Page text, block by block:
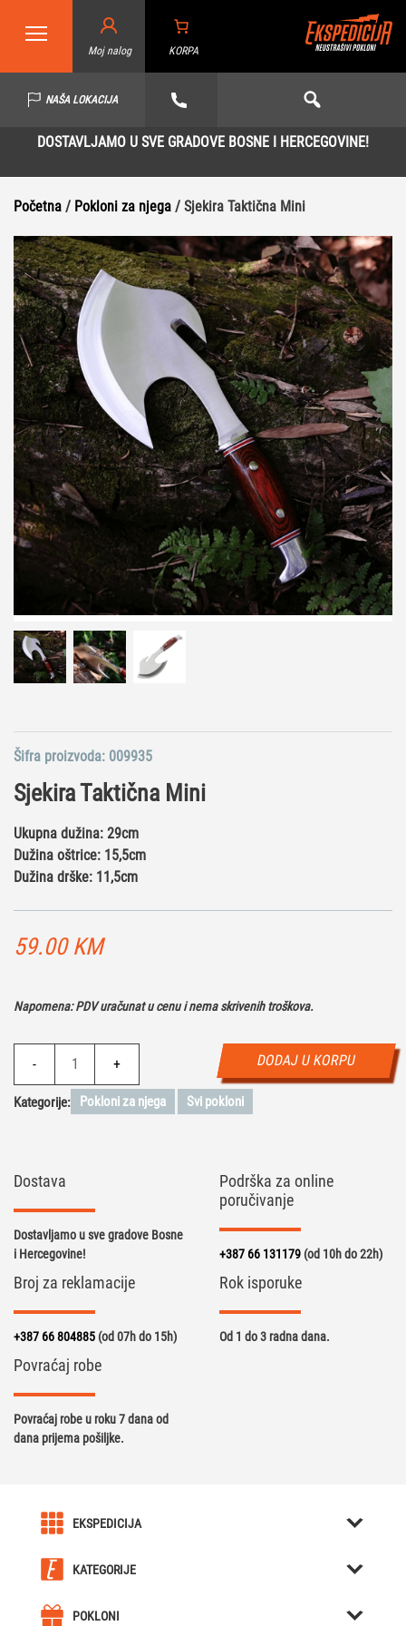
Moj nalog KORPA
NAŠA LOKACIJA
DOSTAVLJAMO U SVE GRADOVE BOSNE I HERCEGOVINE!
Početna / Pokloni za njega / Sjekira Taktična Mini
Sjekira Taktična Mini
Ukupna dužina: 29cm
Dužina oštrice: 15,5cm
Dužina drške: 11,5cm
59.00 KM
Napomena: PDV uračunat u cenu i nema skrivenih troškova.
-
Mini
+ DODAJ U KORPU
Šifra proizvoda: 009935
Kategorije: Pokloni za njega Svi pokloni
Dostava
Dostavljamo u sve gradove Bosne
i Hercegovine!
Podrška za online
poručivanje
+387 66 131179 (od 10h do 22h)
Broj za reklamacije
+387 66 804885 (od 07h do 15h)
Rok isporuke
Od 1 do 3 radna dana.
Povraćaj robe
Povraćaj robe u roku 7 dana od
dana prijema pošiljke.
EKSPEDICIJA
Karijera u Ekspediciji
Uslovi kupovine
KATEGORIJE
POKLONI